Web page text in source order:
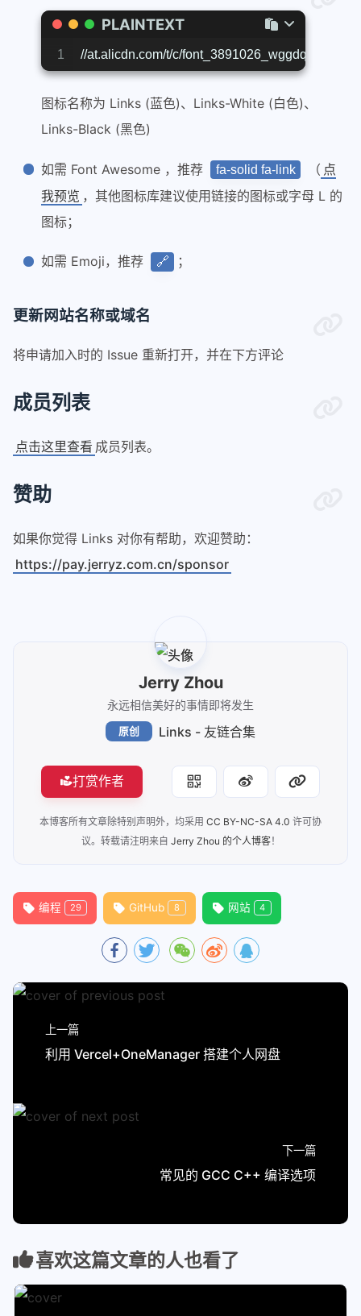
PLAINTEXT
1 //at.alicdn.com/t/c/font_3891026_wggdqlhqrxg.js
图标名称为 Links (蓝色)、Links-White (白色)、
Links-Black (黑色)
如需 Font Awesome ，推荐 fa-solid fa-link （ 点
我预览 ，其他图标库建议使用链接的图标或字母 L 的
图标；
如需 Emoji，推荐 🔗 ；
更新网站名称或域名
将申请加入时的 Issue 重新打开，并在下方评论
成员列表
点击这里查看 成员列表。
赞助
如果你觉得 Links 对你有帮助，欢迎赞助：
https://pay.jerryz.com.cn/sponsor
Jerry Zhou
永远相信美好的事情即将发生
原创 Links - 友链合集
打赏作者
本博客所有文章除特别声明外，均采用 CC BY-NC-SA 4.0 许可协
议。转载请注明来自 Jerry Zhou 的个人博客！
编程 29 GitHub 8 网站 4
上一篇
利用 Vercel+OneManager 搭建个人网盘
下一篇
常见的 GCC C++ 编译选项
喜欢这篇文章的人也看了